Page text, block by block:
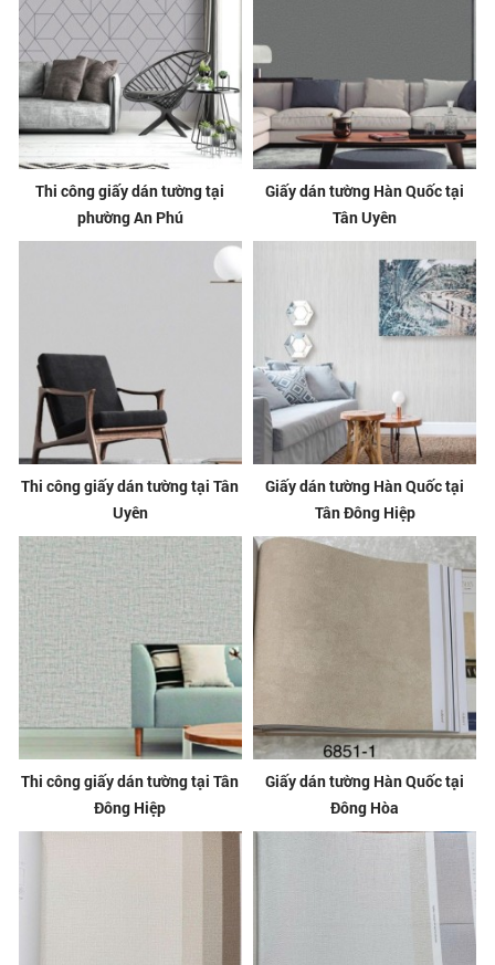
Thi công giấy dán tường tại
phường An Phú
Giấy dán tường Hàn Quốc tại
Tân Uyên
Thi công giấy dán tường tại Tân
Uyên
Giấy dán tường Hàn Quốc tại
Tân Đông Hiệp
Thi công giấy dán tường tại Tân
Đông Hiệp
Giấy dán tường Hàn Quốc tại
Đông Hòa